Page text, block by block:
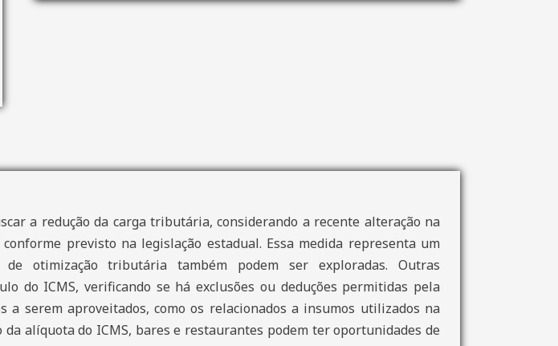
a redução da carga tributária, considerando a recente alteração na
previsto na legislação estadual. Essa medida representa um
otimização tributária também podem ser exploradas. Outras
do ICMS, verificando se há exclusões ou deduções permitidas pela
serem aproveitados, como os relacionados a insumos utilizados na
alíquota do ICMS, bares e restaurantes podem ter oportunidades de